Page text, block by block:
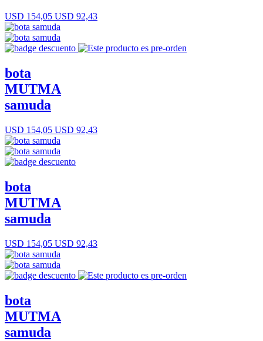
USD 154,05 USD 92,43
bota
MUTMA
samuda
USD 154,05 USD 92,43
bota
MUTMA
samuda
USD 154,05 USD 92,43
bota
MUTMA
samuda